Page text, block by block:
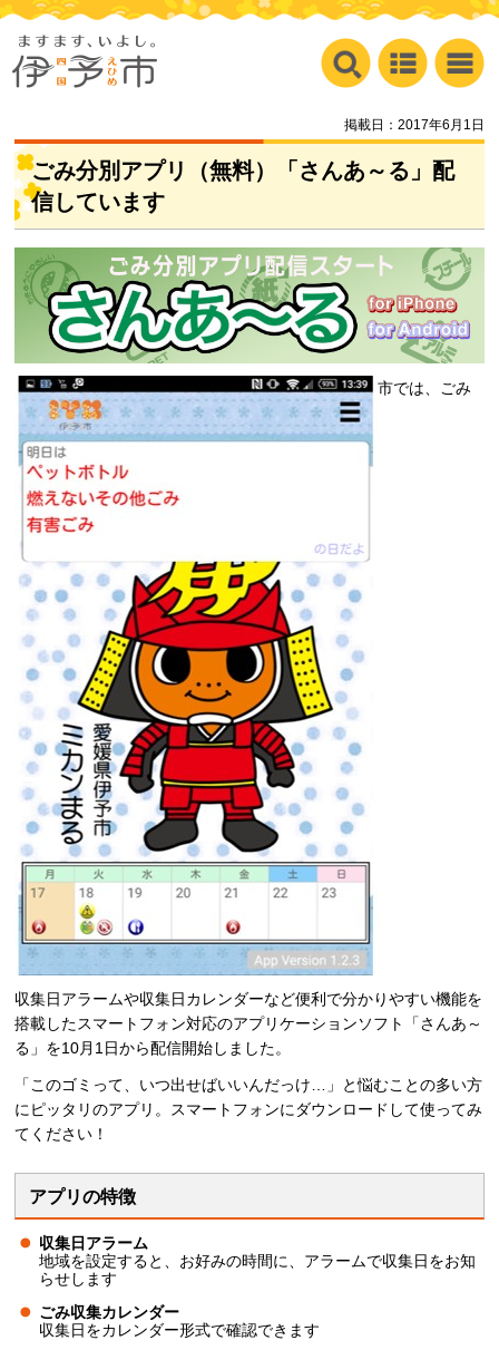
掲載日：2017年6月1日
ごみ分別アプリ（無料）「さんあ～る」配
信しています
市では、ごみ
収集日アラームや収集日カレンダーなど便利で分かりやすい機能を
搭載したスマートフォン対応のアプリケーションソフト「さんあ～
る」を10月1日から配信開始しました。
「このゴミって、いつ出せばいいんだっけ…」と悩むことの多い方
にピッタリのアプリ。スマートフォンにダウンロードして使ってみ
てください！
アプリの特徴
収集日アラーム
地域を設定すると、お好みの時間に、アラームで収集日をお知
らせします
ごみ収集カレンダー
収集日をカレンダー形式で確認できます